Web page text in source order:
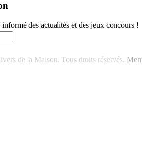
des actualités et des jeux concours !
de la Maison. Tous droits réservés.